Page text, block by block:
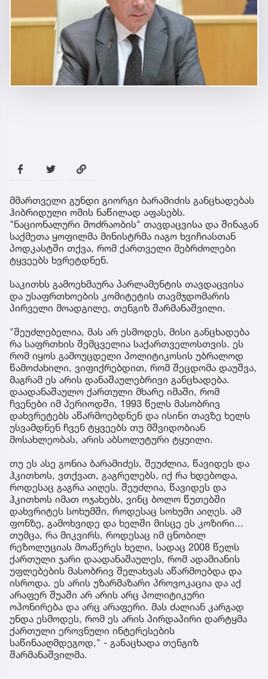
მმართველი გუნდი გიორგი ბარამიძის განცხადებას
ჰიბრიდული ომის ნაწილად აფასებს.
"ნაციონალური მოძრაობის" თავდაცვისა და შინაგან
საქმეთა ყოფილმა მინისტრმა იაგო ხვიჩიასთან
პოდკასტში თქვა, რომ ქართველი მებრძოლები
ტყვეებს ხვრეტდნენ.
საკითხს გამოეხმაურა პარლამენტის თავდაცვისა
და უსაფრთხოების კომიტეტის თავმჯდომარის
პირველი მოადგილე, თენგიზ შარმანაშვილი.
"შეუძლებელია, მას არ ესმოდეს, მისი განცხადება
რა საფრთხის შემცველია საქართველოსთვის. ეს
რომ იყოს გამოუცდელი პოლიტიკოსის უბრალოდ
წამოძახილი, ვიფიქრებდით, რომ შეცდომა დაუშვა,
მაგრამ ეს არის დანაშაულებრივი განცხადება.
დაადანაშაულო ქართული მხარე იმაში, რომ
ჩვენები იმ პერიოდში, 1993 წელს მასობრივ
დახვრეტებს აწარმოებდნენ და ისინი თავზე ხელს
უსვამდნენ ჩვენ ტყვეებს თუ მშვიდობიან
მოსახლეობას, არის აბსოლუტური ტყუილი.
თუ ეს ასე გონია ბარამიძეს, შეუძლია, წავიდეს და
ჰკითხოს, ვთქვათ, გაგრელებს, იქ რა ხდებოდა,
როდესაც გაგრა აიღეს. შეუძლია, წავიდეს და
ჰკითხოს იმათ ოჯახებს, ვინც ბოლო წუთებში
დახვრიტეს სოხუმში, როდესაც სოხუმი აიღეს. ამ
ფონზე, გამოხვიდე და ხელში მისცე ეს კოზირი...
თუმცა, რა მიკვირს, როდესაც იმ ცნობილ
რეზოლუციას მოაწერეს ხელი, სადაც 2008 წელს
ქართული ჯარი დაადანაშაულეს, რომ ადამიანის
უფლებების მასობრივ შელახვას აწარმოებდა და
ისროდა. ეს არის უზარმაზარი პროვოკაცია და აქ
არაფერ შუაში არ არის არც პოლიტიკური
ოპონირება და არც არაფერი. მას ძალიან კარგად
უნდა ესმოდეს, რომ ეს არის პირდაპირი დარტყმა
ქართული ეროვნული ინტერესების
საწინააღმდეგოდ," - განაცხადა თენგიზ
შარმანაშვილმა.